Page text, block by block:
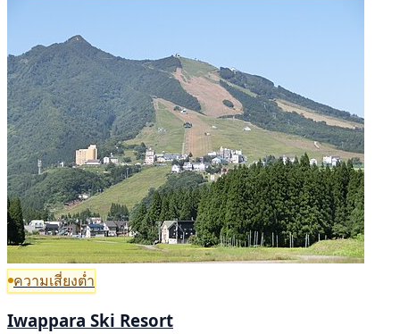
ความเสี่ยงต่ำ
Iwappara Ski Resort